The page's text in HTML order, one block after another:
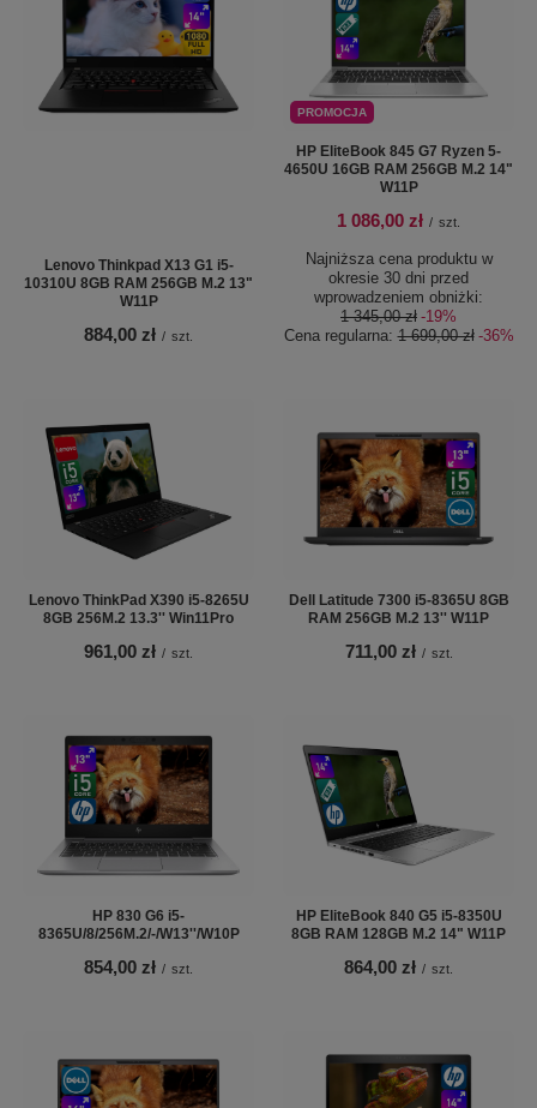
Lenovo Thinkpad X13 G1 i5-
10310U 8GB RAM 256GB M.2 13"
W11P
884,00 zł / szt.
PROMOCJA
HP EliteBook 845 G7 Ryzen 5-
4650U 16GB RAM 256GB M.2 14"
W11P
1 086,00 zł / szt.
Najniższa cena produktu w
okresie 30 dni przed
wprowadzeniem obniżki:
1 345,00 zł -19%
Cena regularna:1 699,00 zł -36%
Lenovo ThinkPad X390 i5-8265U
8GB 256M.2 13.3'' Win11Pro
961,00 zł / szt.
Dell Latitude 7300 i5-8365U 8GB
RAM 256GB M.2 13'' W11P
711,00 zł / szt.
HP 830 G6 i5-
8365U/8/256M.2/-/W13''/W10P
854,00 zł / szt.
HP EliteBook 840 G5 i5-8350U
8GB RAM 128GB M.2 14" W11P
864,00 zł / szt.